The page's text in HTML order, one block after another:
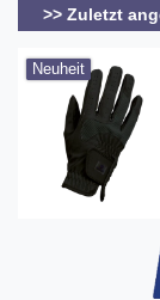
>> Zuletzt
Neuheit